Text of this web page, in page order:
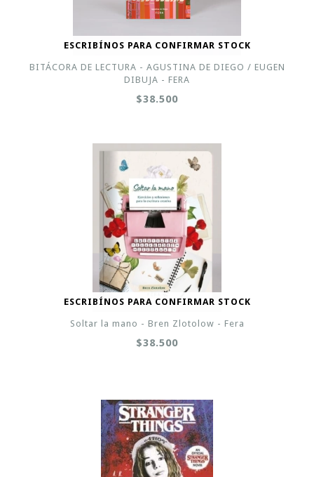
ESCRIBÍNOS PARA CONFIRMAR STOCK
BITÁCORA DE LECTURA - AGUSTINA DE DIEGO / EUGEN
DIBUJA - FERA
$38.500
ESCRIBÍNOS PARA CONFIRMAR STOCK
Soltar la mano - Bren Zlotolow - Fera
$38.500